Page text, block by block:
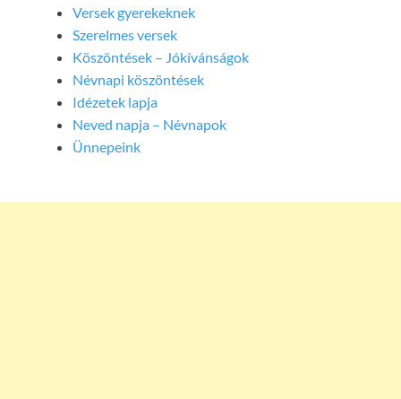
Versek gyerekeknek
Szerelmes versek
Köszöntések – Jókívánságok
Névnapi köszöntések
Idézetek lapja
Neved napja – Névnapok
Ünnepeink